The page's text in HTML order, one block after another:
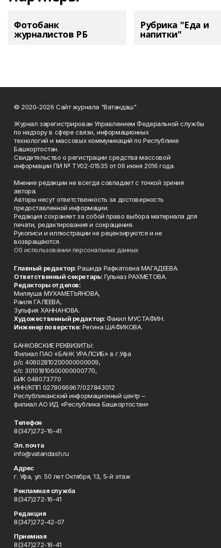
Фотобанк
журналистов РБ
Рубрика "Еда и
напитки"
© 2020-2026 Сайт журнала "Ватандаш"
Журнал зарегистрирован Управлением Федеральной службы
по надзору в сфере связи, информационных
технологий и массовых коммуникаций по Республике
Башкортостан.
Свидетельство о регистрации средства массовой
информации ПИ № ТУ02-01535 от 06 июня 2016 года.
Мнение редакции не всегда совпадает с точкой зрения
автора.
Авторы несут ответственность за достоверность
предоставленной информации.
Редакция сохраняет за собой право выбора материала для
печати, редактирования и сокращения.
Рукописи и иллюстрации не рецензируются и не
возвращаются.
Об использовании персональных данных
Главный редактор: Рашида Рафкатовна МАГАДЕЕВА.
Ответственный секретарь: Гульназ РАХМЕТОВА.
Редакторы отделов:
Миляуша МУХАМЕТЬЯНОВА,
Раиля ГАЛЕЕВА,
Зульфия ХАННАНОВА.
Художественный редактор: Факил МУСТАФИН.
Инженер по верстке: Регина ШАФИКОВА.
БАНКОВСКИЕ РЕКВИЗИТЫ:
Филиал ПАО «БАНК УРАЛСИБ» в г.Уфа
р/с 40602810200000000009,
к/с 30101810600000000770,
БИК 048073770
ИНН/КПП 0278066967/027843012
Республиканский информационный центр –
филиал АО ИД «Республика Башкортостан»
Телефон
8(347)272-16-41
Эл. почта
info@vatandash.ru
Адрес
г. Уфа, ул. 50 лет Октября, 13, 5-й этаж
Рекламная служба
8(347)272-16-41
Редакция
8(347)272-42-07
Приемная
8(347)272-16-41